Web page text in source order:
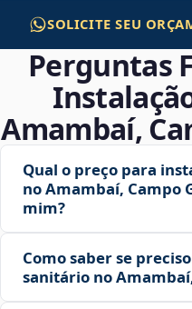
SOLICITE SEU
Perguntas
Amambaí,
Qual o preço para
no Amambaí, Campo
mim?
Como saber se
sanitário no